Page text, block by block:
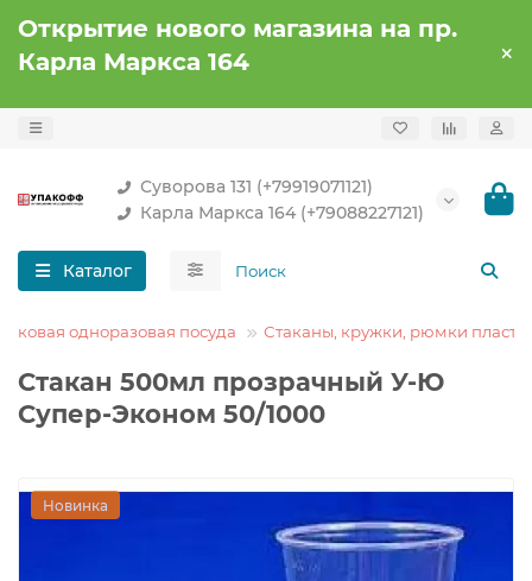
Открытие нового магазина на пр.
Карла Маркса 164
Суворова 131 (+79919071121)
Карла Маркса 164 (+79088227121)
Каталог
одноразовая посуда Стаканы, кружки, рюмки
Стакан 500мл прозрачный У-Ю
Супер-Эконом 50/1000
Новинка